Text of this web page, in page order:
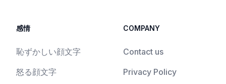
感情
恥ずかしい顔文字
怒る顔文字
COMPANY
Contact us
Privacy Policy